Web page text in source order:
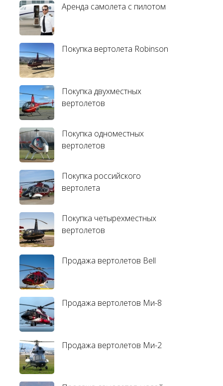
Аренда самолета с пилотом
Покупка вертолета Robinson
Покупка двухместных
вертолетов
Покупка одноместных
вертолетов
Покупка российского
вертолета
Покупка четырехместных
вертолетов
Продажа вертолетов Bell
Продажа вертолетов Ми-8
Продажа вертолетов Ми-2